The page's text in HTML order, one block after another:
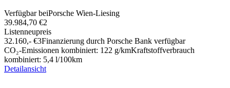
Verfügbar beiPorsche Wien-Liesing
39.984,70 €2
Listenneupreis
32.160,-‍ €3Finanzierung durch Porsche Bank verfügbar
CO₂-Emissionen kombiniert: 122 g/kmKraftstoffverbrauch
kombiniert: 5,4 l/100km
Detailansicht